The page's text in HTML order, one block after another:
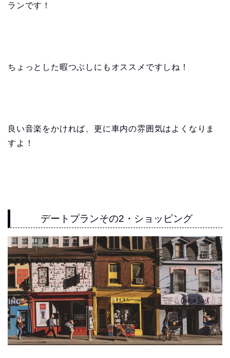
ランです！
ちょっとした暇つぶしにもオススメですしね！
良い音楽をかければ、更に車内の雰囲気はよくなりま
すよ！
デートプランその2・ショッピング